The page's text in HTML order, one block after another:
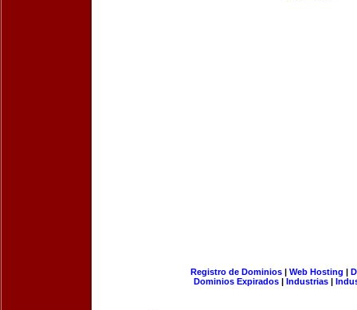
Registro de Dominios| Web Hosting |
Dominios Expirados | Industrias |